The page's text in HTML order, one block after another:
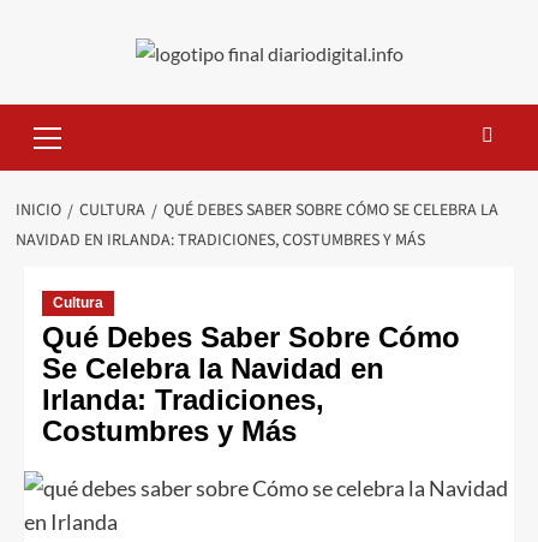
primario
INICIO CULTURA
QUÉ DEBES SABER SOBRE CÓMO SE CELEBRA LA
NAVIDAD EN IRLANDA: TRADICIONES, COSTUMBRES Y MÁS
Cultura
Qué Debes Saber Sobre Cómo
Se Celebra la Navidad en
Irlanda: Tradiciones,
Costumbres y Más